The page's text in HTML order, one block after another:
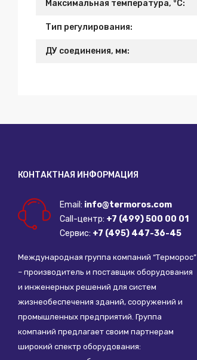
Максимальная температура, °С:
Тип регулирования:
ДУ соединения, мм:
КОНТАКТНАЯ ИНФОРМАЦИЯ
Email: info@termoros.com
Call-центр: +7 (499) 500 00 01
Сервис: +7 (495) 447-36-45
Международная группа компаний “Терморос”
– производитель и поставщик оборудования
и инженерных решений для систем
жизнеобеспечения зданий, сооружений и
промышленных предприятий. Группа
компаний предлагает своим партнерам
широкий спектр оборудования: